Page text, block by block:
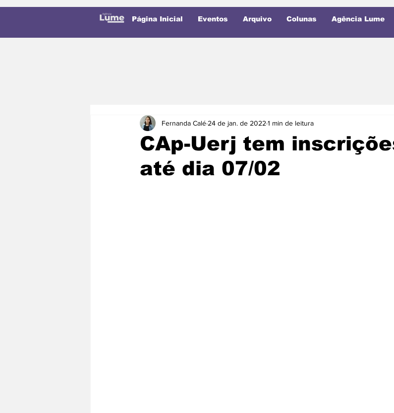
Página Inicial Eventos Arquivo Colunas Agência Lume
CAp-Uerj tem
até dia 07/02
Fernanda Calé 24 de jan. de 2022 1 min de leitura